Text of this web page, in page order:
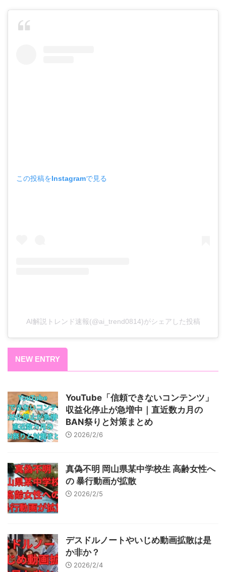
この投稿をInstagramで見る
AI解説トレンド速報(@ai_trend0814)がシェアした投稿
NEW ENTRY
YouTube「信頼できないコンテンツ」
収益化停止が急増中｜直近数カ月の
BAN祭りと対策まとめ
2026/2/6
真偽不明 岡山県某中学校生 高齢女性へ
の 暴行動画が拡散
2026/2/5
デスドルノートやいじめ動画拡散は是
か非か？
2026/2/4